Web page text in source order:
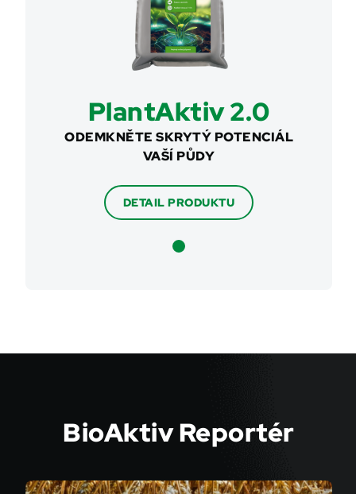
PlantAktiv 2.0
ODEMKNĚTE SKRYTÝ POTENCIÁL
VAŠÍ PŮDY
DETAIL PRODUKTU
BioAktiv Reportér